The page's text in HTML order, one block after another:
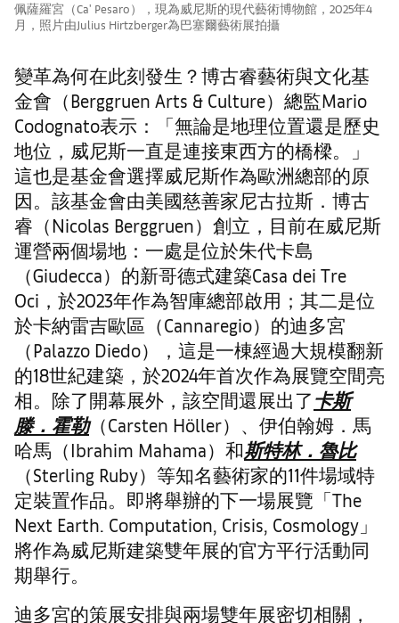
佩薩羅宮（Ca' Pesaro），現為威尼斯的現代藝術博物館，2025年4
月，照片由Julius Hirtzberger為巴塞爾藝術展拍攝
變革為何在此刻發生？博古睿藝術與文化基
金會（Berggruen Arts & Culture）總監Mario
Codognato表示：「無論是地理位置還是歷史
地位，威尼斯一直是連接東西方的橋樑。」
這也是基金會選擇威尼斯作為歐洲總部的原
因。該基金會由美國慈善家尼古拉斯．博古
睿（Nicolas Berggruen）創立，目前在威尼斯
運營兩個場地：一處是位於朱代卡島
（Giudecca）的新哥德式建築Casa dei Tre
Oci，於2023年作為智庫總部啟用；其二是位
於卡納雷吉歐區（Cannaregio）的迪多宮
（Palazzo Diedo），這是一棟經過大規模翻新
的18世紀建築，於2024年首次作為展覽空間亮
相。除了開幕展外，該空間還展出了 卡斯
滕．霍勒（Carsten Höller）、伊伯翰姆．馬
哈馬（Ibrahim Mahama）和斯特林．魯比
（Sterling Ruby）等知名藝術家的11件場域特
定裝置作品。即將舉辦的下一場展覽「The
Next Earth. Computation, Crisis, Cosmology」
將作為威尼斯建築雙年展的官方平行活動同
期舉行。
迪多宮的策展安排與兩場雙年展密切相關，